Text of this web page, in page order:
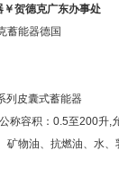
贺德克广东办事处
蓄能器德国
列皮囊式蓄能器
称容积：0.5至200升,
矿物油、抗燃油、水、